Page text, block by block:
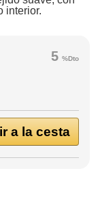
interior.
5 %Dto
a la cesta